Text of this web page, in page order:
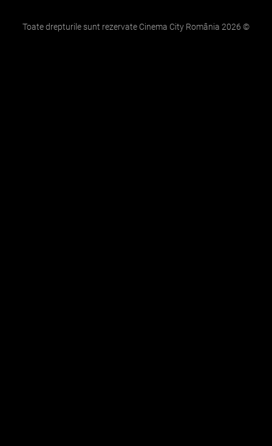
Toate drepturile sunt rezervate Cinema City România 2026 ©